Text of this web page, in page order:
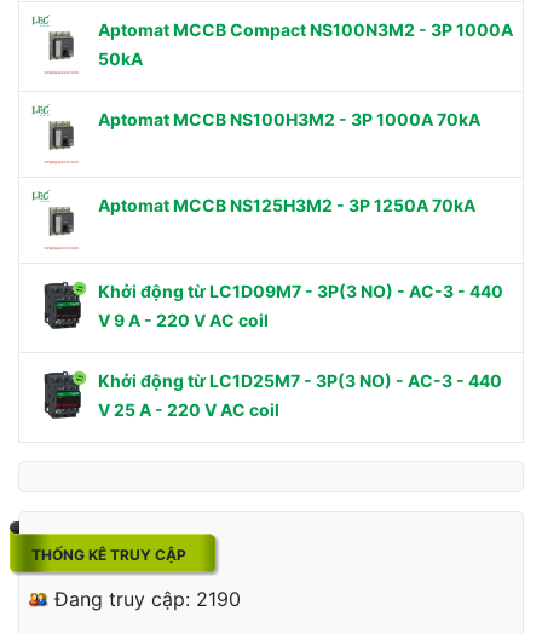
Aptomat MCCB Compact NS100N3M2 - 3P 1000A
50kA
Aptomat MCCB NS100H3M2 - 3P 1000A 70kA
Aptomat MCCB NS125H3M2 - 3P 1250A 70kA
Khởi động từ LC1D09M7 - 3P(3 NO) - AC-3 - 440
V 9 A - 220 V AC coil
Khởi động từ LC1D25M7 - 3P(3 NO) - AC-3 - 440
V 25 A - 220 V AC coil
THỐNG KÊ TRUY CẬP
Đang truy cập: 2190